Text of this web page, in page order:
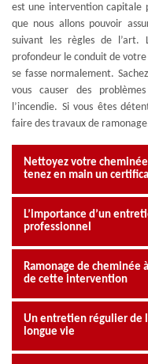
est une intervention capitale
que nous allons pouvoir
suivant les règles de
profondeur le conduit de
se fasse normalement.
vous causer des
l’incendie. Si vous êtes
faire des travaux de
Nettoyez votre
tenez en main un
L’importance d’un
professionnel
Ramonage de cheminée
de cette intervention
Un entretien régulier de
longue vie